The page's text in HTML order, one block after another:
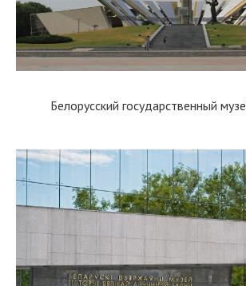
Белорусский государственный